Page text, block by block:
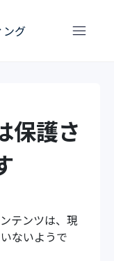
ング
保護さ
テンツは、現
ないようで